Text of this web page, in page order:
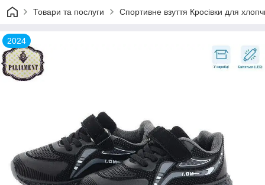
Товари та послуги Спортивне взуття Кросівки для
2024